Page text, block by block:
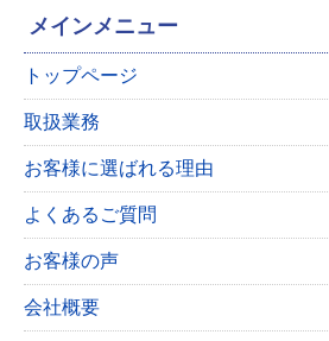
メインメニュー
トップページ
取扱業務
お客様に選ばれる理由
よくあるご質問
お客様の声
会社概要